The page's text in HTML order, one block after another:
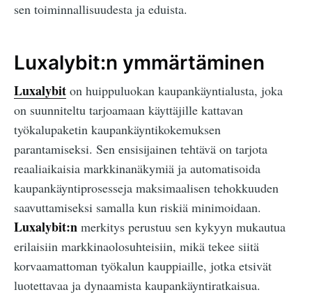
sen toiminnallisuudesta ja eduista.
Luxalybit:n ymmärtäminen
Luxalybit on huippuluokan kaupankäyntialusta, joka
on suunniteltu tarjoamaan käyttäjille kattavan
työkalupaketin kaupankäyntikokemuksen
parantamiseksi. Sen ensisijainen tehtävä on tarjota
reaaliaikaisia markkinanäkymiä ja automatisoida
kaupankäyntiprosesseja maksimaalisen tehokkuuden
saavuttamiseksi samalla kun riskiä minimoidaan.
Luxalybit:n merkitys perustuu sen kykyyn mukautua
erilaisiin markkinaolosuhteisiin, mikä tekee siitä
korvaamattoman työkalun kauppiaille, jotka etsivät
luotettavaa ja dynaamista kaupankäyntiratkaisua.